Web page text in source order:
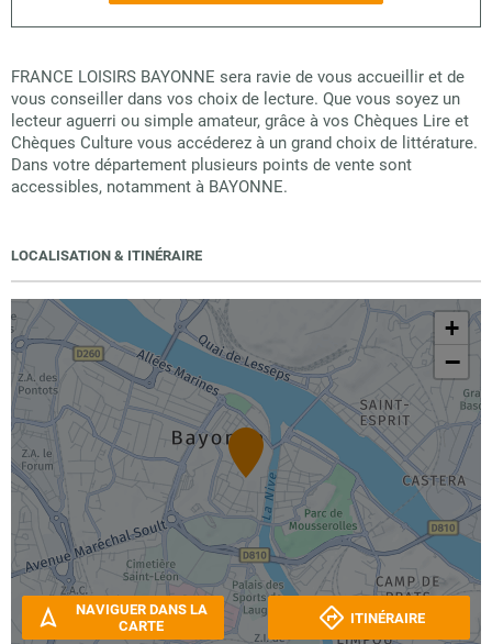
FRANCE LOISIRS BAYONNE sera ravie de vous accueillir et de
vous conseiller dans vos choix de lecture. Que vous soyez un
lecteur aguerri ou simple amateur, grâce à vos Chèques Lire et
Chèques Culture vous accéderez à un grand choix de littérature.
Dans votre département plusieurs points de vente sont
accessibles, notamment à BAYONNE.
LOCALISATION & ITINÉRAIRE
+
−
NAVIGUER DANS LA
CARTE
ITINÉRAIRE